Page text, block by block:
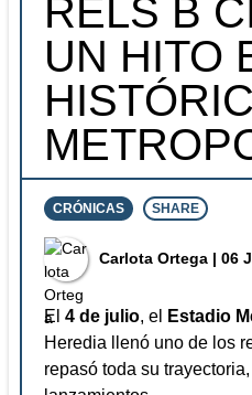
RELS B
UN HITO
CRÓNICAS SHARE
⁠Carlota Ortega | 06
El 4 de julio, el Estadio
Heredia llenó uno de los
repasó toda su